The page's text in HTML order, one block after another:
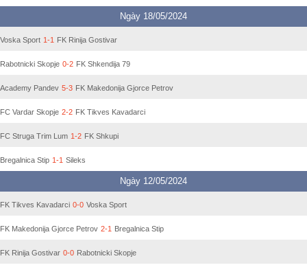
Ngày 18/05/2024
Voska Sport 1-1 FK Rinija Gostivar
Rabotnicki Skopje 0-2 FK Shkendija 79
Academy Pandev 5-3 FK Makedonija Gjorce Petrov
FC Vardar Skopje 2-2 FK Tikves Kavadarci
FC Struga Trim Lum 1-2 FK Shkupi
Bregalnica Stip 1-1 Sileks
Ngày 12/05/2024
FK Tikves Kavadarci 0-0 Voska Sport
FK Makedonija Gjorce Petrov 2-1 Bregalnica Stip
FK Rinija Gostivar 0-0 Rabotnicki Skopje